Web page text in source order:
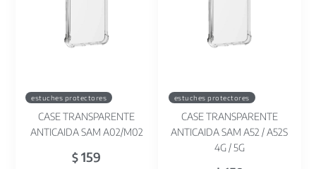
estuches protectores
CASE TRANSPARENTE
ANTICAIDA SAM A02/M02
$ 159
estuches protectores
CASE TRANSPARENTE
ANTICAIDA SAM A52 / A52S
4G / 5G